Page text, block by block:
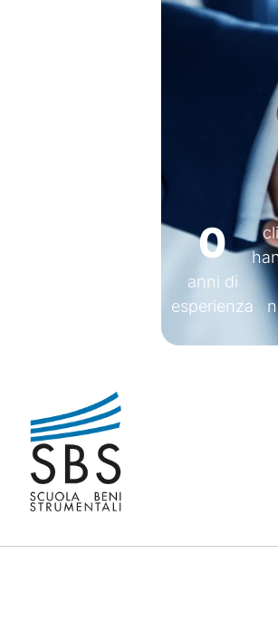
Certificati ISO
anni di
esperienza
0